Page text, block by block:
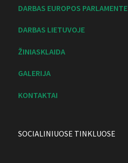
DARBAS EUROPOS PARLAMENTE
DARBAS LIETUVOJE
ŽINIASKLAIDA
GALERIJA
KONTAKTAI
SOCIALINIUOSE TINKLUOSE